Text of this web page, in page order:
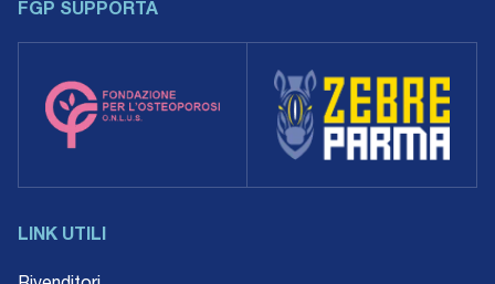
FGP SUPPORTA
LINK UTILI